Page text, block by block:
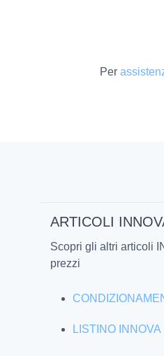
Per
ARTICOLI
Scopri gli altri articoli
prezzi
LISTINO INNOVA